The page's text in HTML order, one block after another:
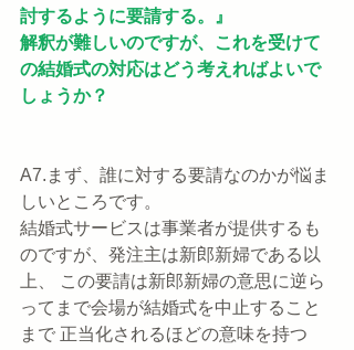
討するように要請する。』
解釈が難しいのですが、これを受けて
の結婚式の対応はどう考えればよいで
しょうか？
A7.まず、誰に対する要請なのかが悩ま
しいところです。
結婚式サービスは事業者が提供するも
のですが、発注主は新郎新婦である以
上、 この要請は新郎新婦の意思に逆ら
ってまで会場が結婚式を中止すること
まで 正当化されるほどの意味を持つ